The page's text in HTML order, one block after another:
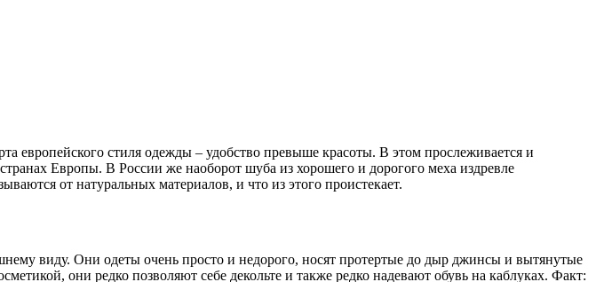
европейского стиля одежды – удобство превыше красоты. В этом прослеживается и
Европы. В России же наоборот шуба из хорошего и дорогого меха издревле
от натуральных материалов, и что из этого проистекает.
виду. Они одеты очень просто и недорого, носят протертые до дыр джинсы и вытянутые
они редко позволяют себе декольте и также редко надевают обувь на каблуках. Факт: